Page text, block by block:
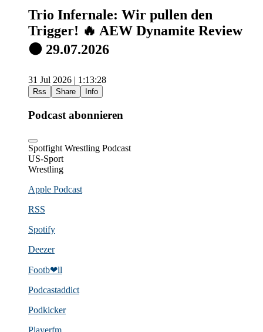
Trio Infernale: Wir pullen den
Trigger! 🔥 AEW Dynamite Review
⚫ 29.07.2026
31 Jul 2026 | 1:13:28
Rss Share Info
Podcast abonnieren
Spotfight Wrestling Podcast
US-Sport
Wrestling
Apple Podcast
RSS
Spotify
Deezer
Footb❤ll
Podcast­addict
Podkicker